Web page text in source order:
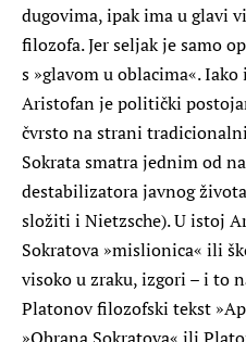
dugovima, ipak ima u glavi
filozofa. Jer seljak je samo
s »glavom u oblacima«.
Aristofan je politički
čvrsto na strani
Sokrata smatra jednim od
destabilizatora javnog
složiti i Nietzsche). U istoj
Sokratova »mislionica« ili
visoko u zraku, izgori – i to
Platonov filozofski tekst